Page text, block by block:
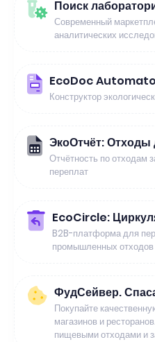
Поиск
Современный
аналитических
EcoDoc
Конструктор
ЭкоОтчёт: Отходы
Отчётность по отходам
переплат
EcoCircle:
B2B-платформа для
промышленных отходов
ФудСейвер.
Покупайте
магазинов и
пищевыми отходами и